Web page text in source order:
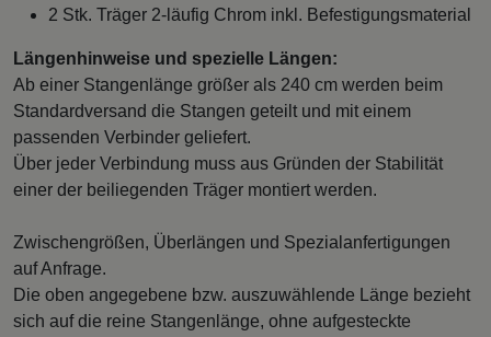
2 Stk. Träger 2-läufig Chrom inkl. Befestigungsmaterial
Längenhinweise und spezielle Längen:
Ab einer Stangenlänge größer als 240 cm werden beim
Standardversand die Stangen geteilt und mit einem
passenden Verbinder geliefert.
Über jeder Verbindung muss aus Gründen der Stabilität
einer der beiliegenden Träger montiert werden.
Zwischengrößen, Überlängen und Spezialanfertigungen
auf Anfrage.
Die oben angegebene bzw. auszuwählende Länge bezieht
sich auf die reine Stangenlänge, ohne aufgesteckte